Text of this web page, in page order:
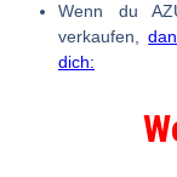
Wenn du
verkaufen,
dich: